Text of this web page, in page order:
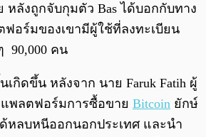
ลังถูกจับกุมตัว Bas ได้บอกกับทาง
ฟอร์มของเขามีผู้ใช้ที่ลงทะเบียน
90,000 คน
กิดขึ้น หลังจาก นาย Faruk Fatih ผู้
พลตฟอร์มการซื้อขาย Bitcoin ยักษ์
ด้หลบหนีออกนอกประเทศ และนำ